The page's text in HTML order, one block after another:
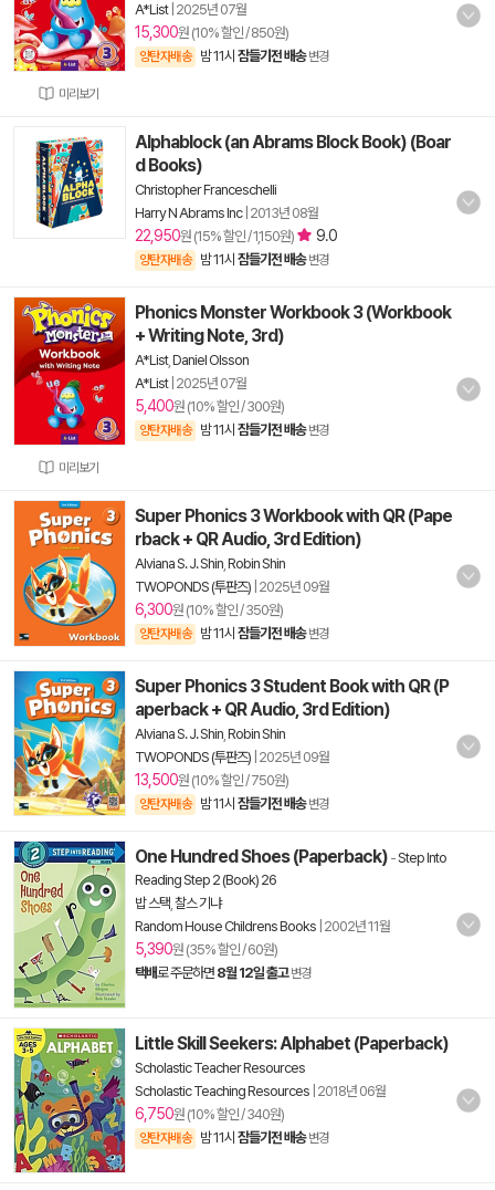
미리보기
A*List| 2025년 07월
15,300원 (10% 할인 / 850원)
양탄자배송 밤 11시 잠들기전 배송 변경
Alphablock (an Abrams Block Book) (Boar
d Books)
Christopher Franceschelli
Harry N Abrams Inc| 2013년 08월
22,950원 (15% 할인 / 1,150원) 9.0
양탄자배송 밤 11시 잠들기전 배송 변경
미리보기
Phonics Monster Workbook 3 (Workbook
+ Writing Note, 3rd)
A*List, Daniel Olsson
A*List| 2025년 07월
5,400원 (10% 할인 / 300원)
양탄자배송 밤 11시 잠들기전 배송 변경
Super Phonics 3 Workbook with QR (Pape
rback + QR Audio, 3rd Edition)
Alviana S. J. Shin Robin Shin
TWOPONDS (투판즈) 2025년 09월
6,300원 (10% 할인 / 350원)
양탄자배송 밤 11시 잠들기전 배송 변경
Super Phonics 3 Student Book with QR (P
aperback + QR Audio, 3rd Edition)
Alviana S. J. Shin Robin Shin
TWOPONDS (투판즈) 2025년 09월
13,500원 (10% 할인 / 750원)
양탄자배송 밤 11시 잠들기전 배송 변경
One Hundred Shoes (Paperback) -Step Into
Reading Step 2 (Book) 26
밥 스택 찰스 기냐
Random House Childrens Books 2002년 11월
5,390원 (35% 할인 / 60원)
택배로 주문하면 8월 12일 출고 변경
Little Skill Seekers: Alphabet (Paperback)
Scholastic Teacher Resources
Scholastic Teaching Resources 2018년 06월
6,750원 (10% 할인 / 340원)
양탄자배송 밤 11시 잠들기전 배송 변경